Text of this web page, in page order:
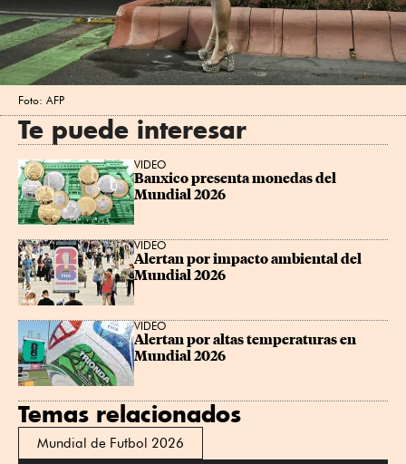
Foto: AFP
Te puede interesar
VIDEO
Banxico presenta monedas del
Mundial 2026
VIDEO
Alertan por impacto ambiental del
Mundial 2026
VIDEO
Alertan por altas temperaturas en
Mundial 2026
Temas relacionados
Mundial de Futbol 2026